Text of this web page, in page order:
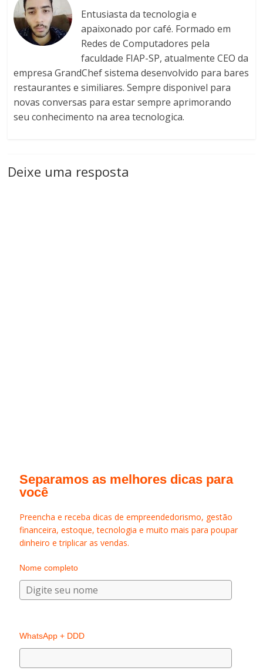
Entusiasta da tecnologia e
apaixonado por café. Formado em
Redes de Computadores pela
faculdade FIAP-SP, atualmente CEO da
empresa GrandChef sistema desenvolvido para bares
restaurantes e similiares. Sempre disponivel para
novas conversas para estar sempre aprimorando
seu conhecimento na area tecnologica.
Deixe uma resposta
Separamos as melhores dicas para
você
Preencha e receba dicas de empreendedorismo, gestão
financeira, estoque, tecnologia e muito mais para poupar
dinheiro e triplicar as vendas.
Nome completo
WhatsApp + DDD